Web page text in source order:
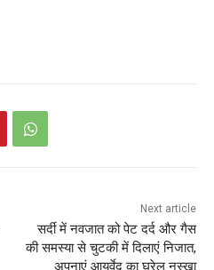
Next article
सर्दी में नवजात को पेट दर्द और गैस
की समस्या से चुटकी में दिलाएं निजात,
अपनाएं आयुर्वेद का घरेलू नुस्खा